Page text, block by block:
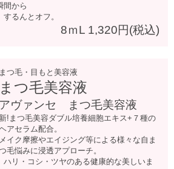
間から
るんとオフ。
8ｍL 1,320円(税込)
まつ毛・目もと美容液
まつ毛美容液
アヴァンセ まつ毛美容液
新!まつ毛美容ダブル培養細胞エキス+７種の
アセラム配合。
メイク摩擦やエイジング等による様々な自ま
毛悩みに浸透アプローチ。
ハリ・コシ・ツヤのある健康的な美しいま